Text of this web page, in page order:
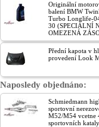
Originální
balení BMW
Turbo Longlife-
30 (SPECIÁLNÍ
OMEZENÁ
Přední kapota v
provedení Look
Naposledy objednáno:
Schmiedmann
sportovní
M52/M54 vcetne
sportovních